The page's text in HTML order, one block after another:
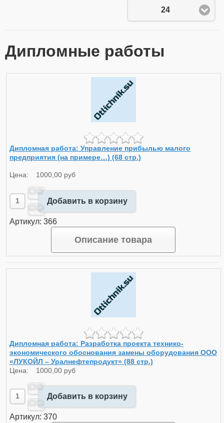
24
Дипломные работы
Дипломная работа: Управление прибылью малого
предприятия (на примере…) (68 стр.)
Цена: 1000,00 руб
Добавить в корзину
Артикул: 366
Описание товара
Дипломная работа: Разработка проекта технико-
экономического обоснования замены оборудования ООО
«ЛУКОЙЛ – Уралнефтепродукт» (88 стр.)
Цена: 1000,00 руб
Добавить в корзину
Артикул: 370